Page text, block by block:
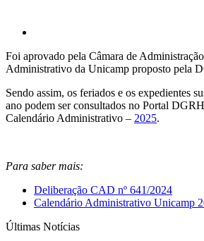
Foi aprovado pela Câmara de
Administrativo da Unicamp proposto pela
Sendo assim, os feriados e os expedientes
ano podem ser consultados no Portal
Calendário Administrativo – 2025.
Para saber mais:
Deliberação CAD nº 641/2024
Calendário Administrativo Unicamp
Últimas Notícias